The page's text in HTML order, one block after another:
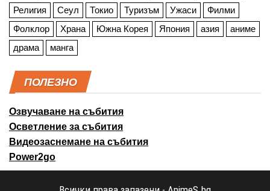
Религия
Сеул Токио Туризъм Ужаси
Филми
Фолклор
Храна Южна Корея Япония азия
аниме
драма
манга
ПОЛЕЗНО
Озвучаване на събития
Осветление за събития
Видеозаснемане на събития
Power2go